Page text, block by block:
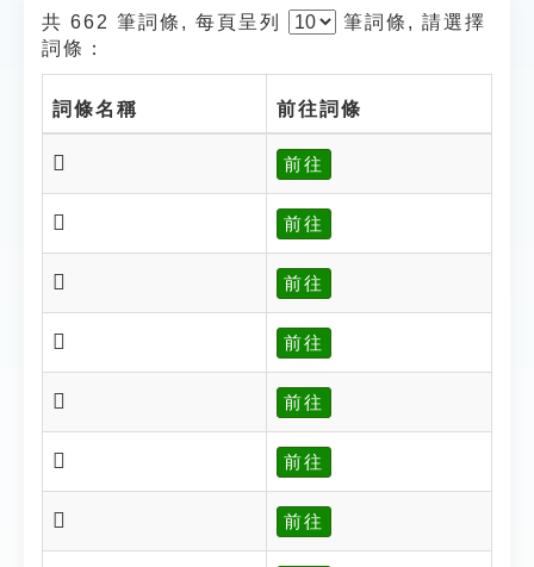
共 662 筆詞條, 每頁呈列 筆詞條, 請選擇
詞條：
詞條名稱 前往詞條
𧜯 前往
𧜫 前往
𧜫 前往
𧜬 前往
𧜮 前往
𧜰 前往
𧜰 前往